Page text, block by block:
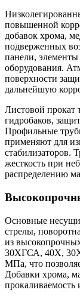
повышенной
добавок хрома,
подверженных
панели,
оборудования.
поверхности
дальнейшую
Листовой прокат
гидробаков,
Профильные
применяют для
стабилизаторов.
жесткость при
распределению
Основные
стрелы,
из
30ХГСА, 40Х,
МПа, что
Добавки хрома,
прокаливаемость